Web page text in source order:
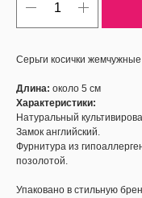
Серьги косички
Длина: около 5 см
Характеристики:
Натуральный
Замок английский.
Фурнитура из
позолотой.
Упаковано в стильную